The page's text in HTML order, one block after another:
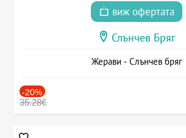
виж офертата
Слънчев Бряг
Жерави - Слънчев бряг
-20%
35.28€